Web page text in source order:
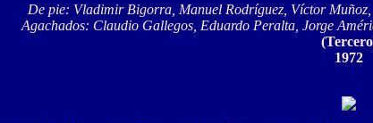
De pie: Vladimir Bigorra, Manuel Rodríguez, Víctor
Agachados: Claudio Gallegos, Eduardo Peralta, Jorge
1972